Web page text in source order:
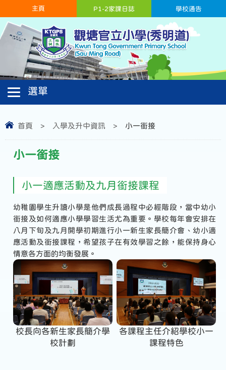
主頁 學校通告
P1-2家課日誌
首頁 > 入學及升中資訊 > 小一銜接
小一銜接
小一適應活動及九月銜接課程
幼稚園學生升讀小學是他們成長過程中必經階段，當中幼小
銜接及如何適應小學學習生活尤為重要。學校每年會安排在
八月下旬及九月開學初期進行小一新生家長簡介會、幼小適
應活動及銜接課程，希望孩子在有效學習之餘，能保持身心
情意各方面的均衡發展。
校長向各新生家長簡介學
校計劃
各課程主任介紹學校小一
課程特色